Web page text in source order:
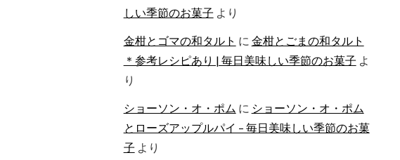
しい季節のお菓子 より
金柑とゴマの和タルト に 金柑とごまの和タルト
＊参考レシピあり | 毎日美味しい季節のお菓子 よ
り
ショーソン・オ・ポム に ショーソン・オ・ポム
とローズアップルパイ – 毎日美味しい季節のお菓
子 より